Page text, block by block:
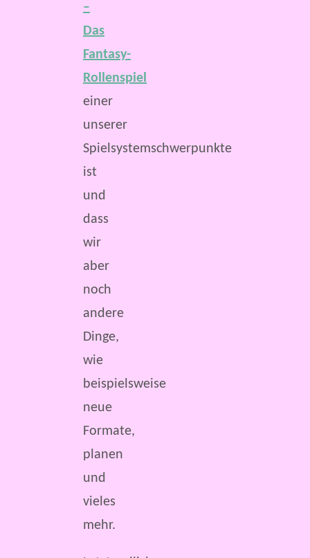
–
Das
Fantasy-
Rollenspiel
einer
unserer
Spielsystemschwerpunkte
ist
und
dass
wir
aber
noch
andere
Dinge,
wie
beispielsweise
neue
Formate,
planen
und
vieles
mehr.